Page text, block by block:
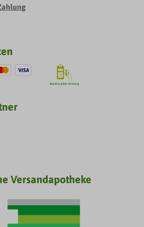
Versandapotheke